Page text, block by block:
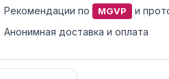
Рекомендации по MGVP
и
Анонимная доставка и оплата